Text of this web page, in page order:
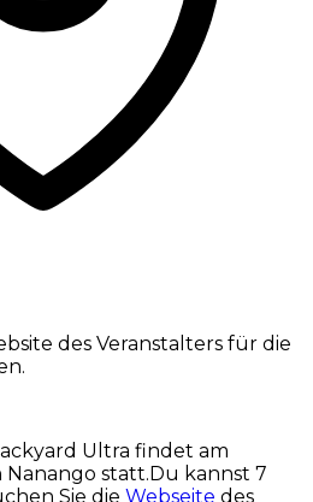
des Veranstalters für die
Ultra findet am
Nanango statt.Du kannst 7
Sie die Webseite des